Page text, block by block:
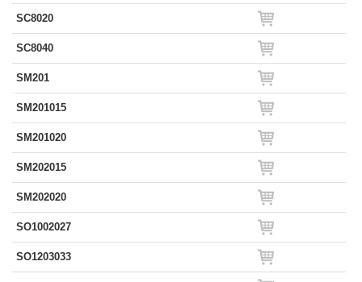
SC8020
SC8040
SM201
SM201015
SM201020
SM202015
SM202020
SO1002027
SO1203033